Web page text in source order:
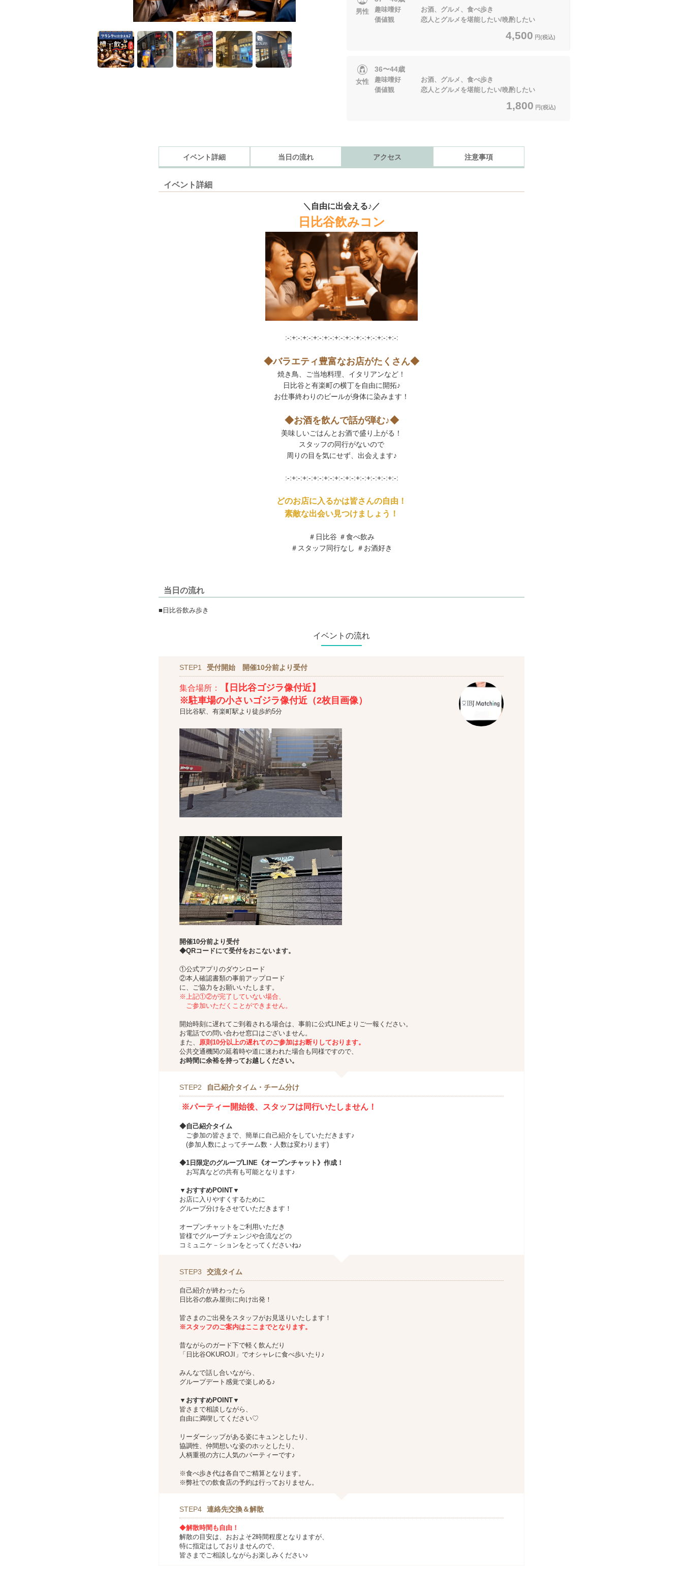
男性
趣味嗜好 お酒、グルメ、食べ歩き
価値観 恋人とグルメを堪能したい/晩酌したい
4,500 円(税込)
女性
36〜44歳
趣味嗜好 お酒、グルメ、食べ歩き
価値観 恋人とグルメを堪能したい/晩酌したい
1,800 円(税込)
イベント詳細 当日の流れ アクセス 注意事項
イベント詳細
＼自由に出会える♪／
日比谷飲みコン
:-:+:-:+:-:+:-:+:-:+:-:+:-:+:-:+:-:+:-:+:-:
◆バラエティ豊富なお店がたくさん◆
焼き鳥、ご当地料理、イタリアンなど！
日比谷と有楽町の横丁を自由に開拓♪
お仕事終わりのビールが身体に染みます！
◆お酒を飲んで話が弾む♪◆
美味しいごはんとお酒で盛り上がる！
スタッフの同行がないので
周りの目を気にせず、出会えます♪
:-:+:-:+:-:+:-:+:-:+:-:+:-:+:-:+:-:+:-:+:-:
どのお店に入るかは皆さんの自由！
素敵な出会い見つけましょう！
＃日比谷 ＃食べ飲み
＃スタッフ同行なし ＃お酒好き
当日の流れ
■日比谷飲み歩き
イベントの流れ
STEP1 受付開始 開催10分前より受付
集合場所：
【日比谷ゴジラ像付近】
※駐車場の小さいゴジラ像付近（2枚目画像）
日比谷駅、有楽町駅より徒歩約5分
開催10分前より受付
◆QRコードにて受付をおこないます。
①公式アプリのダウンロード
②本人確認書類の事前アップロード
に、ご協力をお願いいたします。
※上記①②が完了していない場合、
ご参加いただくことができません。
開始時刻に遅れてご到着される場合は、事前に公式LINEよりご一報ください。
お電話での問い合わせ窓口はございません。
また、 原則10分以上の遅れてのご参加はお断りしております。
公共交通機関の延着時や道に迷われた場合も同様ですので、
お時間に余裕を持ってお越しください。
STEP2 自己紹介タイム・チーム分け
※パーティー開始後、スタッフは同行いたしません！
◆自己紹介タイム
ご参加の皆さまで、簡単に自己紹介をしていただきます♪
(参加人数によってチーム数・人数は変わります)
◆1日限定のグループLINE《オープンチャット》作成！
お写真などの共有も可能となります♪
▼おすすめPOINT▼
お店に入りやすくするために
グループ分けをさせていただきます！
オープンチャットをご利用いただき
皆様でグループチェンジや合流などの
コミュニケ－ションをとってくださいね♪
STEP3 交流タイム
自己紹介が終わったら
日比谷の飲み屋街に向け出発！
皆さまのご出発をスタッフがお見送りいたします！
※スタッフのご案内はここまでとなります。
昔ながらのガード下で軽く飲んだり
「日比谷OKUROJI」でオシャレに食べ歩いたり♪
みんなで話し合いながら、
グループデート感覚で楽しめる♪
▼おすすめPOINT▼
皆さまで相談しながら、
自由に満喫してください♡
リーダーシップがある姿にキュンとしたり、
協調性、仲間想いな姿のホッとしたり、
人柄重視の方に人気のパーティーです♪
※食べ歩き代は各自でご精算となります。
※弊社での飲食店の予約は行っておりません。
STEP4 連絡先交換＆解散
◆解散時間も自由！
解散の目安は、おおよそ2時間程度となりますが、
特に指定はしておりませんので、
皆さまでご相談しながらお楽しみください♪